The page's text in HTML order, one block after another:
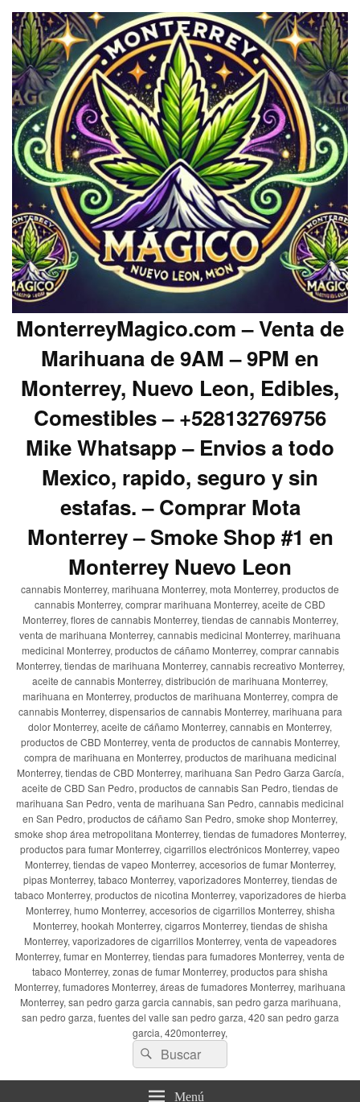
MonterreyMagico.com – Venta de
Marihuana de 9AM – 9PM en
Monterrey, Nuevo Leon, Edibles,
Comestibles – +528132769756
Mike Whatsapp – Envios a todo
Mexico, rapido, seguro y sin
estafas. – Comprar Mota
Monterrey – Smoke Shop #1 en
Monterrey Nuevo Leon
cannabis Monterrey, marihuana Monterrey, mota Monterrey, productos de
cannabis Monterrey, comprar marihuana Monterrey, aceite de CBD
Monterrey, flores de cannabis Monterrey, tiendas de cannabis Monterrey,
venta de marihuana Monterrey, cannabis medicinal Monterrey, marihuana
medicinal Monterrey, productos de cáñamo Monterrey, comprar cannabis
Monterrey, tiendas de marihuana Monterrey, cannabis recreativo Monterrey,
aceite de cannabis Monterrey, distribución de marihuana Monterrey,
marihuana en Monterrey, productos de marihuana Monterrey, compra de
cannabis Monterrey, dispensarios de cannabis Monterrey, marihuana para
dolor Monterrey, aceite de cáñamo Monterrey, cannabis en Monterrey,
productos de CBD Monterrey, venta de productos de cannabis Monterrey,
compra de marihuana en Monterrey, productos de marihuana medicinal
Monterrey, tiendas de CBD Monterrey, marihuana San Pedro Garza García,
aceite de CBD San Pedro, productos de cannabis San Pedro, tiendas de
marihuana San Pedro, venta de marihuana San Pedro, cannabis medicinal
en San Pedro, productos de cáñamo San Pedro, smoke shop Monterrey,
smoke shop área metropolitana Monterrey, tiendas de fumadores Monterrey,
productos para fumar Monterrey, cigarrillos electrónicos Monterrey, vapeo
Monterrey, tiendas de vapeo Monterrey, accesorios de fumar Monterrey,
pipas Monterrey, tabaco Monterrey, vaporizadores Monterrey, tiendas de
tabaco Monterrey, productos de nicotina Monterrey, vaporizadores de hierba
Monterrey, humo Monterrey, accesorios de cigarrillos Monterrey, shisha
Monterrey, hookah Monterrey, cigarros Monterrey, tiendas de shisha
Monterrey, vaporizadores de cigarrillos Monterrey, venta de vapeadores
Monterrey, fumar en Monterrey, tiendas para fumadores Monterrey, venta de
tabaco Monterrey, zonas de fumar Monterrey, productos para shisha
Monterrey, fumadores Monterrey, áreas de fumadores Monterrey, marihuana
Monterrey, san pedro garza garcia cannabis, san pedro garza marihuana,
san pedro garza, fuentes del valle san pedro garza, 420 san pedro garza
garcia, 420monterrey,
Buscar
por:
Buscar
Menú